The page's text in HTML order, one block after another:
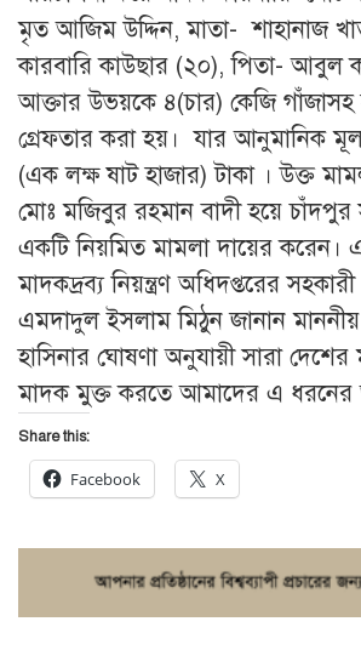
মৃত আজিম উদ্দিন, মাতা- শাহানাজ
কারবারি কাউছার (২০), পিতা- আবুল
আক্তার উভয়কে ৪(চার) কেজি গাঁজাসহ
গ্রেফতার করা হয়। যার আনুমানিক
(এক লক্ষ ষাট হাজার) টাকা । উক্ত
মোঃ মজিবুর রহমান বাদী হয়ে
একটি নিয়মিত মামলা দায়ের করেন।
মাদকদ্রব্য নিয়ন্ত্রণ অধিদপ্তরের
এমদাদুল ইসলাম মিঠুন জানান মাননীয়
হাসিনার ঘোষণা অনুযায়ী সারা
মাদক মুক্ত করতে আমাদের এ ধরনের
Share this:
Facebook X